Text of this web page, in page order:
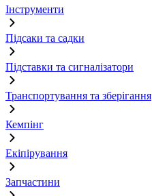
Інструменти
Підсаки та садки
Підставки та сигналізатори
Транспортування та зберігання
Кемпінг
Екіпірування
Запчастини